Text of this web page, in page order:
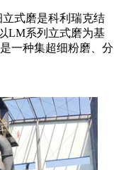
式磨是科利瑞克结
LM系列立式磨为基
一种集超细粉磨、分